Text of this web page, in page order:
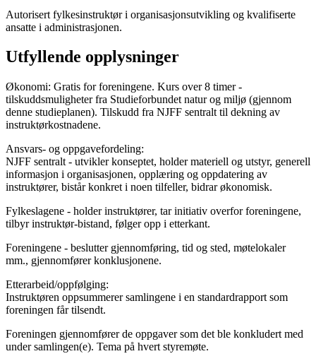
Autorisert fylkesinstruktør i organisasjonsutvikling og kvalifiserte
ansatte i administrasjonen.
Utfyllende opplysninger
Økonomi: Gratis for foreningene. Kurs over 8 timer -
tilskuddsmuligheter fra Studieforbundet natur og miljø (gjennom
denne studieplanen). Tilskudd fra NJFF sentralt til dekning av
instruktørkostnadene.
Ansvars- og oppgavefordeling:
NJFF sentralt - utvikler konseptet, holder materiell og utstyr, generell
informasjon i organisasjonen, opplæring og oppdatering av
instruktører, bistår konkret i noen tilfeller, bidrar økonomisk.
Fylkeslagene - holder instruktører, tar initiativ overfor foreningene,
tilbyr instruktør-bistand, følger opp i etterkant.
Foreningene - beslutter gjennomføring, tid og sted, møtelokaler
mm., gjennomfører konklusjonene.
Etterarbeid/oppfølging:
Instruktøren oppsummerer samlingene i en standardrapport som
foreningen får tilsendt.
Foreningen gjennomfører de oppgaver som det ble konkludert med
under samlingen(e). Tema på hvert styremøte.